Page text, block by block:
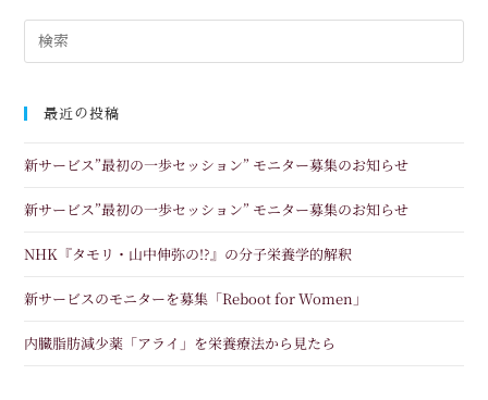
最近の投稿
新サービス”最初の一歩セッション” モニター募集のお知らせ
新サービス”最初の一歩セッション” モニター募集のお知らせ
NHK『タモリ・山中伸弥の!?』の分子栄養学的解釈
新サービスのモニターを募集「Reboot for Women」
内臓脂肪減少薬「アライ」を栄養療法から見たら